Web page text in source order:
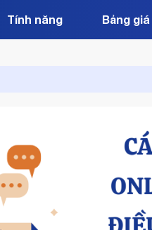
Tính năng Bảng giá